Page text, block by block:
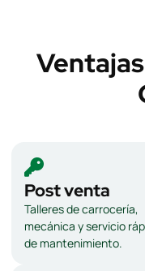
Post venta
Talleres de carrocería,
mecánica y servicio
de mantenimiento.